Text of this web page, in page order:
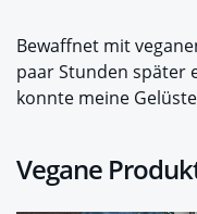
Bewaffnet mit
paar Stunden später
konnte meine
Vegane